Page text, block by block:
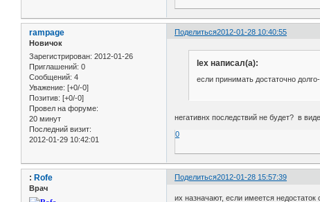
Поделиться2012-01-28 10:40:55
rampage
Новичок
Зарегистрирован: 2012-01-26
Приглашений: 0
Сообщений: 4
Уважение: [+0/-0]
Позитив: [+0/-0]
Провел на форуме:
20 минут
Последний визит:
2012-01-29 10:42:01
lex написал(а):
если принимать достаточно
негативнх последствий не будет? в
0
Поделиться2012-01-28 15:57:39
: Rofe
Врач
их назначают, если имеется